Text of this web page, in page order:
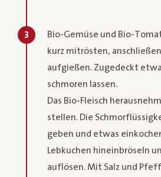
3
Bio-Gemüse und Bio-
kurz mitrösten,
aufgießen. Zugedeckt
schmoren lassen.
Das Bio-Fleisch
stellen. Die
geben und etwas
Lebkuchen hineinbröseln
auflösen. Mit Salz und